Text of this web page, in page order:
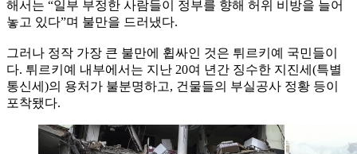
해서는 “일부 부정한 사람들이 정부를 향해 허위 비방을 늘어
놓고 있다”며 불만을 드러냈다.
그러나 정작 가장 큰 불만에 휩싸인 것은 튀르키예 국민들이
다. 튀르키예 내부에서는 지난 20여 년간 징수한 지진세(특별
통신세)의 용처가 불분명하고, 건물들의 부실공사 정황 등이
포착됐다.